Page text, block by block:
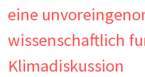
eine
wissenschaftlich
Klimadiskussion